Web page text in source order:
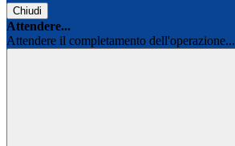
Chiudi
Attendere...
Attendere il completamento dell'operazione...